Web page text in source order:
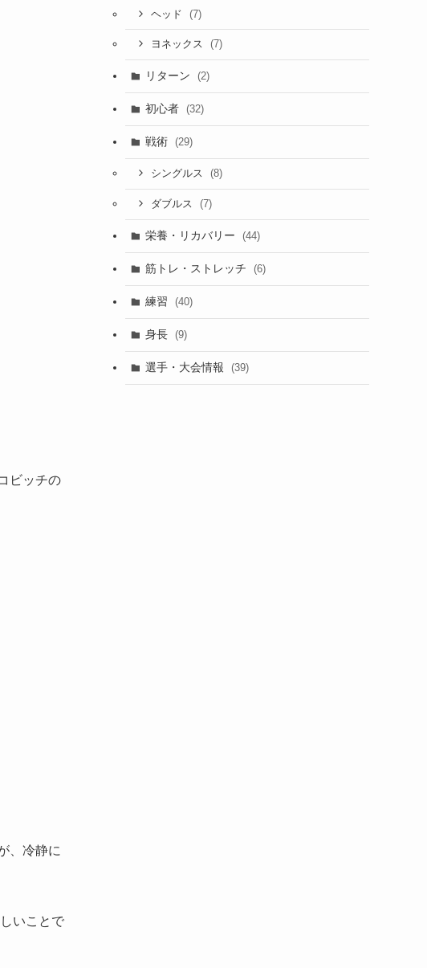
ビッチの
、冷静に
いことで
ヘッド (7)
ヨネックス (7)
リターン (2)
初心者 (32)
戦術 (29)
シングルス (8)
ダブルス (7)
栄養・リカバリー (44)
筋トレ・ストレッチ (6)
練習 (40)
身長 (9)
選手・大会情報 (39)